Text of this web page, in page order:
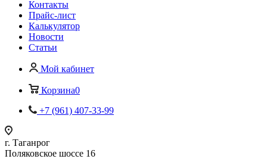
Контакты
Прайс-лист
Калькулятор
Новости
Статьи
Мой кабинет
Корзина0
+7 (961) 407-33-99
г. Таганрог
Поляковское шоссе 16